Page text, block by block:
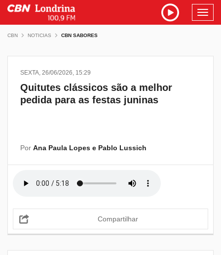
CBN NOTICIAS CBN SABORES
SEXTA, 26/06/2026, 15:29
Quitutes clássicos são a melhor
pedida para as festas juninas
Por Ana Paula Lopes e Pablo Lussich
Compartilhar